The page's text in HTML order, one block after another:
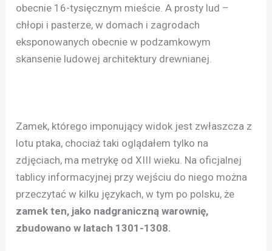
obecnie 16-tysięcznym mieście. A prosty lud –
chłopi i pasterze, w domach i zagrodach
eksponowanych obecnie w podzamkowym
skansenie ludowej architektury drewnianej.
Zamek, którego imponujący widok jest zwłaszcza z
lotu ptaka, chociaż taki oglądałem tylko na
zdjęciach, ma metrykę od XIII wieku. Na oficjalnej
tablicy informacyjnej przy wejściu do niego można
przeczytać w kilku językach, w tym po polsku, że
zamek ten, jako nadgraniczną warownię,
zbudowano w latach 1301-1308.